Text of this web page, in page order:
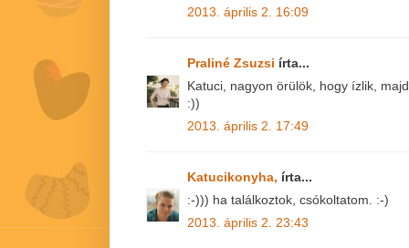
2013. április 2. 16:09
Praliné Zsuzsi írta...
Katuci, nagyon örülök, hogy ízlik,
:))
2013. április 2. 17:49
Katucikonyha, írta...
:-))) ha találkoztok, csókoltatom. :-)
2013. április 2. 23:43